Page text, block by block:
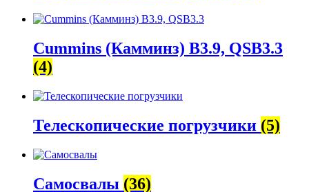
Cummins (Камминз) B3.9, QSB3.3
(4)
Телескопические погрузчики (5)
Самосвалы (36)